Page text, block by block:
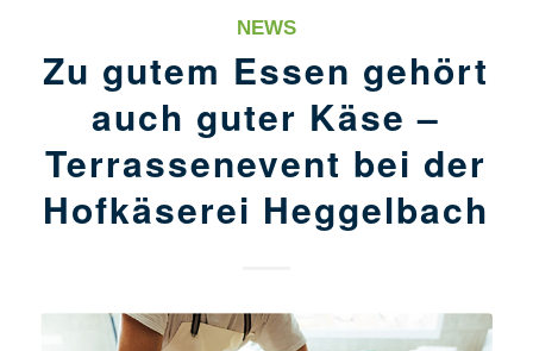
NEWS
Zu gutem Essen gehört
auch guter Käse –
Terrassenevent bei der
Hofkäserei Heggelbach